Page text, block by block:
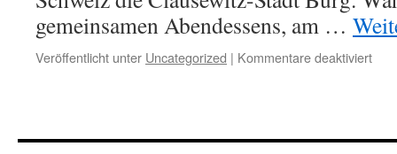
gemeinsamen Abendessens, am …
Veröffentlicht unter Uncategorized | Kommentare deaktiviertfür